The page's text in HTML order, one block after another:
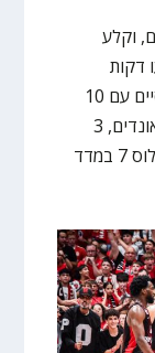
וקלע
דקות
ההכרעה, והוא החטיא שלשות קריטיות. סיים עם 10
נקודות (2-2 לשתיים, 2-8 לשלוש), 3 ריבאונדים, 3
אסיסטים, 2 איבודים, 7 במדד היעילות ופלוס 7 במדד